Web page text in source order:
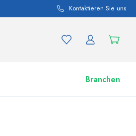
Kontaktieren Sie uns
Branchen